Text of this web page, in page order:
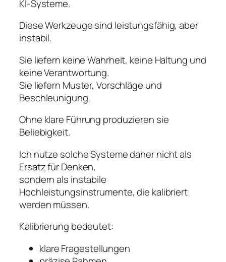
KI-Systeme.
Diese Werkzeuge sind leistungsfähig, aber
instabil.
Sie liefern keine Wahrheit, keine Haltung und
keine Verantwortung.
Sie liefern Muster, Vorschläge und
Beschleunigung.
Ohne klare Führung produzieren sie
Beliebigkeit.
Ich nutze solche Systeme daher nicht als
Ersatz für Denken,
sondern als instabile
Hochleistungsinstrumente, die kalibriert
werden müssen.
Kalibrierung bedeutet:
klare Fragestellungen